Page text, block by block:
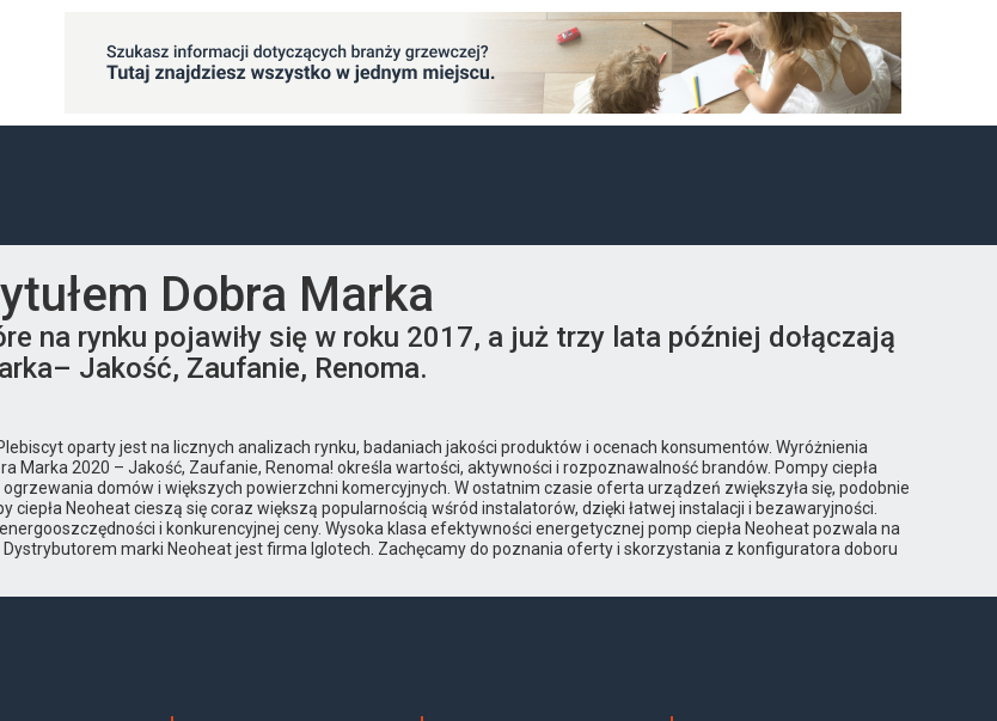
Dobra Marka
na rynku pojawiły się w roku 2017, a już trzy lata później dołączają
Jakość, Zaufanie, Renoma.
oparty jest na licznych analizach rynku, badaniach jakości produktów i ocenach konsumentów. Wyróżnienia
2020 – Jakość, Zaufanie, Renoma! określa wartości, aktywności i rozpoznawalność brandów. Pompy ciepła
domów i większych powierzchni komercyjnych. W ostatnim czasie oferta urządzeń zwiększyła się, podobnie
Neoheat cieszą się coraz większą popularnością wśród instalatorów, dzięki łatwej instalacji i bezawaryjności.
i konkurencyjnej ceny. Wysoka klasa efektywności energetycznej pomp ciepła Neoheat pozwala na
marki Neoheat jest firma Iglotech. Zachęcamy do poznania oferty i skorzystania z konfiguratora doboru